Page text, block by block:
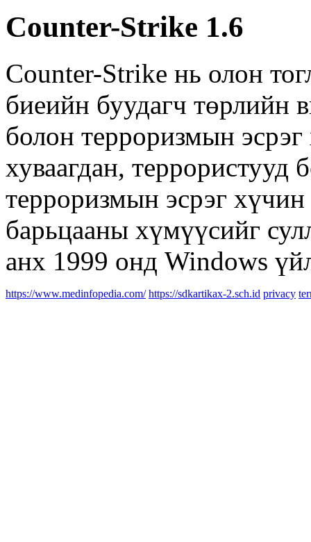
Counter-Strike 1.6
Counter-Strike нь олон
биеийн буудагч төрлийн
болон терроризмын эсрэг
хуваагдан, террористууд
терроризмын эсрэг
барьцааны хүмүүсийг
анх 1999 онд Windows
https://www.medinfopedia.com/ https://sdkartikax-2.sch.id privacy